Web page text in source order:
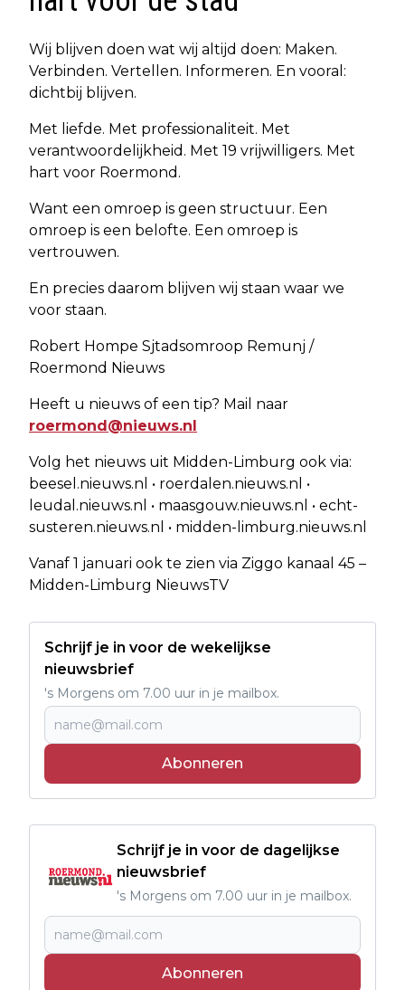
Wij blijven doen wat wij altijd doen: Maken.
Verbinden. Vertellen. Informeren. En vooral:
dichtbij blijven.
Met liefde. Met professionaliteit. Met
verantwoordelijkheid. Met 19 vrijwilligers. Met
hart voor Roermond.
Want een omroep is geen structuur. Een
omroep is een belofte. Een omroep is
vertrouwen.
En precies daarom blijven wij staan waar we
voor staan.
Robert Hompe Sjtadsomroop Remunj /
Roermond Nieuws
Heeft u nieuws of een tip? Mail naar
roermond@nieuws.nl
Volg het nieuws uit Midden-Limburg ook via:
beesel.nieuws.nl • roerdalen.nieuws.nl •
leudal.nieuws.nl • maasgouw.nieuws.nl • echt-
susteren.nieuws.nl • midden-limburg.nieuws.nl
Vanaf 1 januari ook te zien via Ziggo kanaal 45 –
Midden-Limburg NieuwsTV
Schrijf je in voor de wekelijkse
nieuwsbrief
's Morgens om 7.00 uur in je mailbox.
Abonneren
Schrijf je in voor de dagelijkse
nieuwsbrief
's Morgens om 7.00 uur in je mailbox.
Abonneren